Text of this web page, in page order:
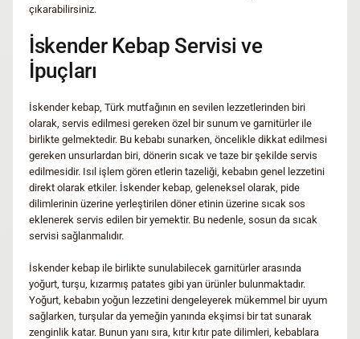
çıkarabilirsiniz.
İskender Kebap Servisi ve
İpuçları
İskender kebap, Türk mutfağının en sevilen lezzetlerinden biri
olarak, servis edilmesi gereken özel bir sunum ve garnitürler ile
birlikte gelmektedir. Bu kebabı sunarken, öncelikle dikkat edilmesi
gereken unsurlardan biri, dönerin sıcak ve taze bir şekilde servis
edilmesidir. Isıl işlem gören etlerin tazeliği, kebabın genel lezzetini
direkt olarak etkiler. İskender kebap, geleneksel olarak, pide
dilimlerinin üzerine yerleştirilen döner etinin üzerine sıcak sos
eklenerek servis edilen bir yemektir. Bu nedenle, sosun da sıcak
servisi sağlanmalıdır.
İskender kebap ile birlikte sunulabilecek garnitürler arasında
yoğurt, turşu, kızarmış patates gibi yan ürünler bulunmaktadır.
Yoğurt, kebabın yoğun lezzetini dengeleyerek mükemmel bir uyum
sağlarken, turşular da yemeğin yanında ekşimsi bir tat sunarak
zenginlik katar. Bunun yanı sıra, kıtır kıtır pate dilimleri, kebablara